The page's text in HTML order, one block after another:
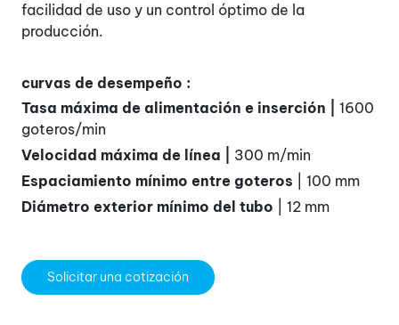
facilidad de uso y un control óptimo de la
producción.
curvas de desempeño :
Tasa máxima de alimentación e inserción |
1600
goteros/min
Velocidad máxima de línea |
300 m/min
Espaciamiento mínimo entre goteros
| 100 mm
Diámetro exterior mínimo del tubo
| 12 mm
Solicitar una cotización